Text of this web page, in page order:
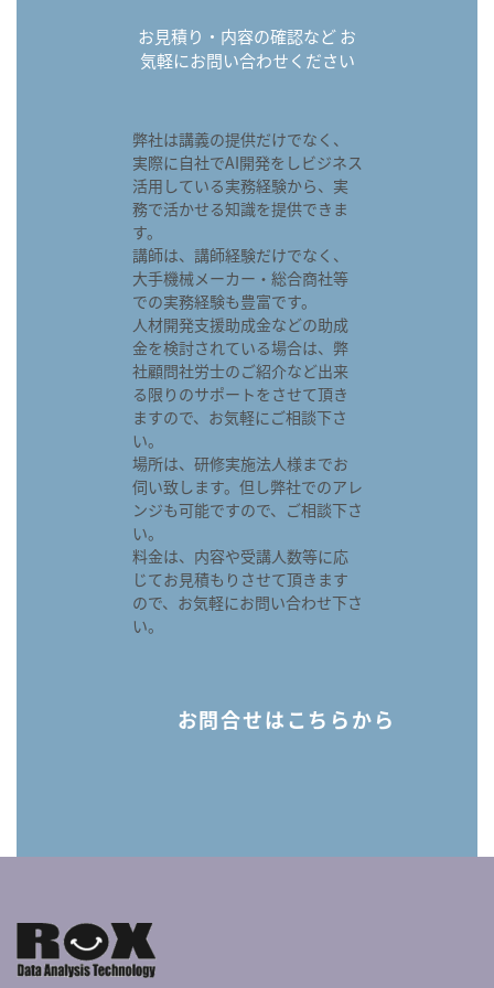
お見積り・内容の確認など お
気軽にお問い合わせください
弊社は講義の提供だけでなく、
実際に自社でAI開発をしビジネス
活用している実務経験から、実
務で活かせる知識を提供できま
す。
講師は、講師経験だけでなく、
大手機械メーカー・総合商社等
での実務経験も豊富です。
人材開発支援助成金などの助成
金を検討されている場合は、弊
社顧問社労士のご紹介など出来
る限りのサポートをさせて頂き
ますので、お気軽にご相談下さ
い。
場所は、研修実施法人様までお
伺い致します。但し弊社でのアレ
ンジも可能ですので、ご相談下さ
い。
料金は、内容や受講人数等に応
じてお見積もりさせて頂きます
ので、お気軽にお問い合わせ下さ
い。
お問合せはこちらから